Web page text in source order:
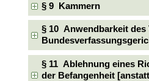
§ 9 Kammern
§ 10 Anwendbarkeit des
§ 11 Ablehnung eines
der Befangenheit